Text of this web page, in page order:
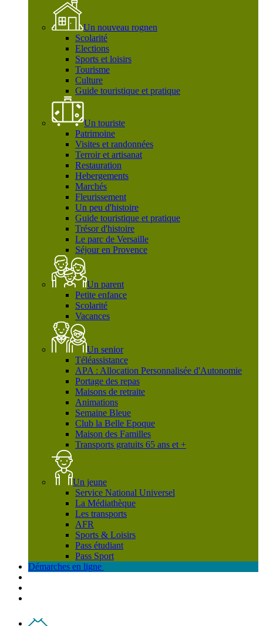
Un nouveau rognen
Scolarité
Elections
Sports et loisirs
Tourisme
Culture
Guide touristique et pratique
Un touriste
Patrimoine
Visites et randonnées
Terroir et artisanat
Restauration
Hebergements
Marchés
Fleurissement
Un peu d'histoire
Guide touristique et pratique
Trésor d'histoire
Le parc de Versaille
Séjour en Provence
Un parent
Petite enfance
Scolarité
Vacances
Un senior
Téléassistance
APA : Allocation Personnalisée d'Autonomie
Portage des repas
Maisons de retraite
Animations
Semaine Bleue
Club la Belle Epoque
Maison des Familles
Transports gratuits 65 ans et +
Un jeune
Service National Universel
La Médiathèque
Les transports
AFR
Sports & Loisirs
Pass étudiant
Pass Sport
Démarches en ligne
Contact